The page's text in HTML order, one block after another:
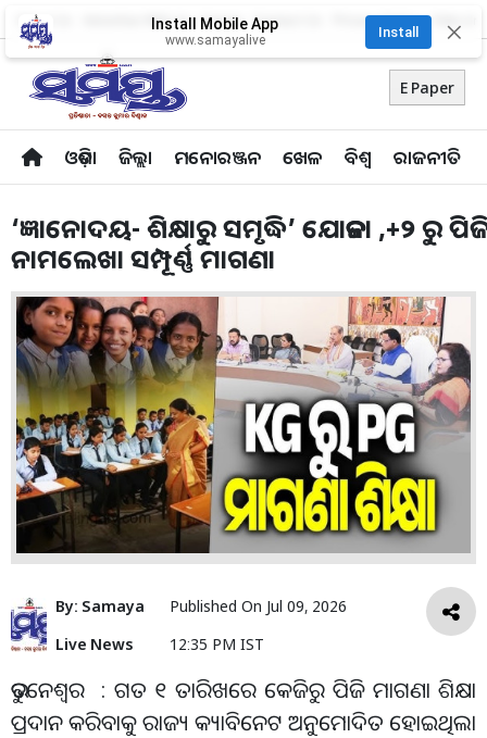
About Us Advertise With Us Career Contact Us Privacy Policy
E Paper
ଓଡ଼ିଶା ଜିଲ୍ଲା ମନୋରଞ୍ଜନ ଖେଳ ବିଶ୍ବ ରାଜନୀତି
Install Mobile App
www.samayalive
Install ✕
‘ଜ୍ଞାନୋଦୟ- ଶିକ୍ଷାରୁ ସମୃଦ୍ଧି’ ଯୋଜନା ,+୨ ରୁ ପିଜି
ନାମଲେଖା ସମ୍ପୂର୍ଣ୍ଣ ମାଗଣା
By: Samaya
Live News
Published On Jul 09, 2026
12:35 PM IST
ଭୁବନେଶ୍ୱର : ଗତ ୧ ତାରିଖରେ କେଜିରୁ ପିଜି ମାଗଣା ଶିକ୍ଷା
ପ୍ରଦାନ କରିବାକୁ ରାଜ୍ୟ କ୍ୟାବିନେଟ ଅନୁମୋଦିତ ହୋଇଥିଲା